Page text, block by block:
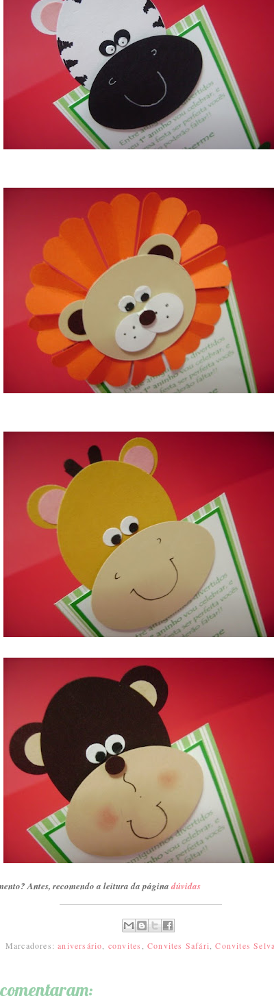
Antes, recomendo a leitura da páginadúvidas
Marcadores:aniversário convites Convites Safári ,Convites Selva